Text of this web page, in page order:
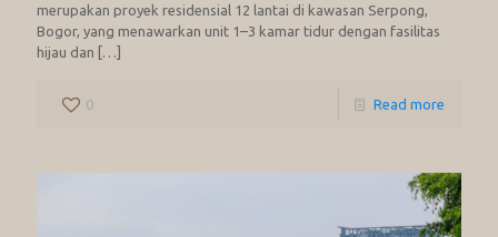
merupakan proyek residensial 12 lantai di kawasan Serpong,
Bogor, yang menawarkan unit 1–3 kamar tidur dengan fasilitas
hijau dan […]
0 Read more